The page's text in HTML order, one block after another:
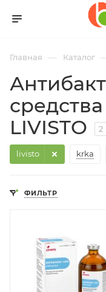
Главная — Каталог
LIVISTO
2
krka
livisto
ФИЛЬТР